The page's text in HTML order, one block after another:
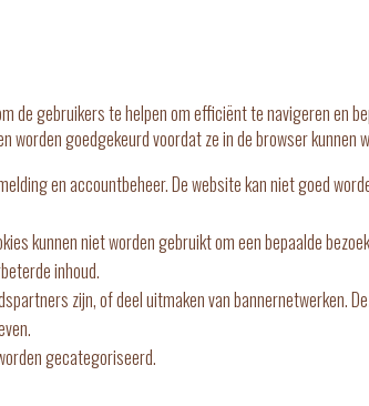
gebruikers te helpen om efficiënt te navigeren en
goedgekeurd voordat ze in de browser kunnen
en accountbeheer. De website kan niet goed
kunnen niet worden gebruikt om een bepaalde
inhoud.
zijn, of deel uitmaken van bannernetwerken.
gecategoriseerd.